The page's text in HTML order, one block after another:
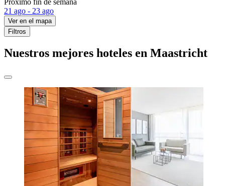
21 ago - 23 ago
Ver en el mapa
Filtros
Nuestros mejores hoteles en Maastricht